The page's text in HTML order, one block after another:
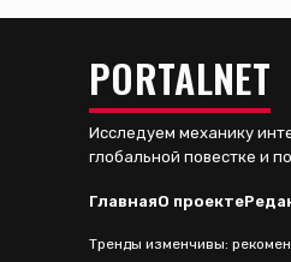
PORTALNET
Исследуем механику
глобальной повестке и
ГлавнаяО проекте
Тренды изменчивы: